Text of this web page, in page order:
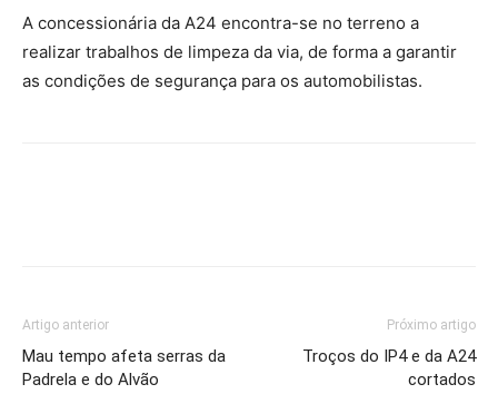
A concessionária da A24 encontra-se no terreno a
realizar trabalhos de limpeza da via, de forma a garantir
as condições de segurança para os automobilistas.
Artigo anterior
Mau tempo afeta serras da
Padrela e do Alvão
Próximo artigo
Troços do IP4 e da A24
cortados